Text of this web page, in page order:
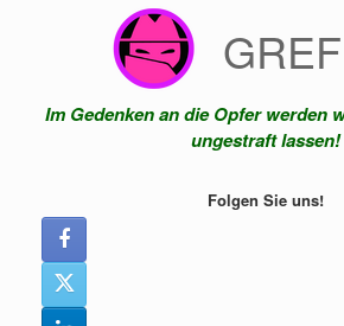
Im Gedenken an die Opfer werden
ungestraft lassen!
Folgen Sie uns!